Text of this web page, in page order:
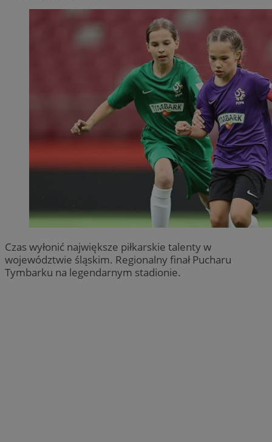
Czas wyłonić największe piłkarskie talenty w
województwie śląskim. Regionalny finał Pucharu
Tymbarku na legendarnym stadionie.